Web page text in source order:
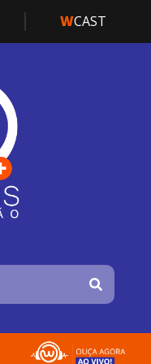
WCAST